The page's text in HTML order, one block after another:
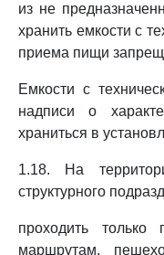
из не
хранить емкости с
приема пищи
Емкости с
надписи о
храниться в
1.18. На
структурного
проходить только
маршрутам,